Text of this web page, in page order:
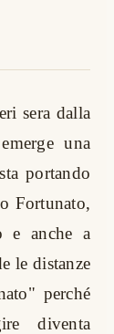
sera dalla
una
portando
Fortunato,
e anche a
le distanze
perché
diventa